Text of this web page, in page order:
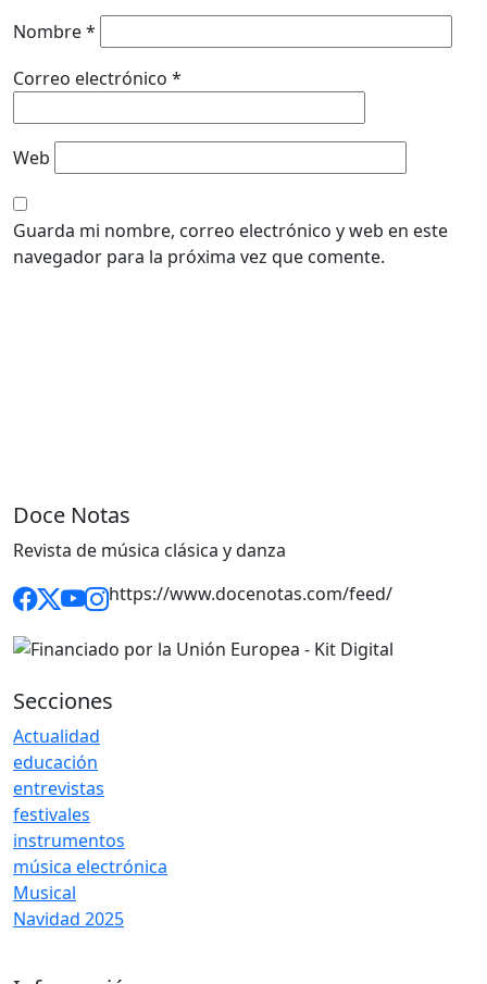
Nombre*
Correo electrónico *
Web
Guarda mi nombre, correo electrónico y web en este
navegador para la próxima vez que comente.
Doce Notas
Revista de música clásica y danza
https://www.docenotas.com/feed/
Secciones
Actualidad
educación
entrevistas
festivales
instrumentos
música electrónica
Musical
Navidad 2025